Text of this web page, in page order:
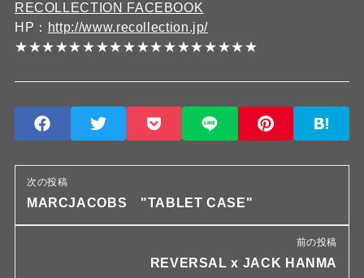
RECOLLECTION FACEBOOK
HP： http://www.recollection.jp/
★★★★★★★★★★★★★★★★★★
次の投稿
MARCJACOBS "TABLET CASE"
前の投稿
REVERSAL x JACK HANMA